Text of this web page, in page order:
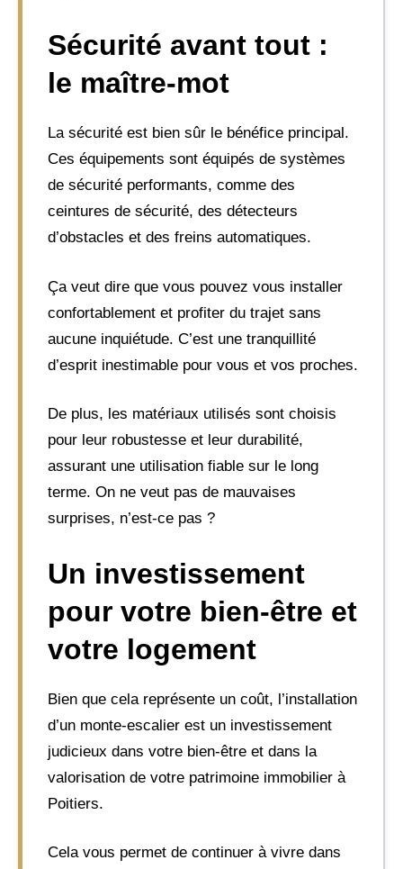
Sécurité avant tout :
le maître-mot
La sécurité est bien sûr le bénéfice principal.
Ces équipements sont équipés de systèmes
de sécurité performants, comme des
ceintures de sécurité, des détecteurs
d’obstacles et des freins automatiques.
Ça veut dire que vous pouvez vous installer
confortablement et profiter du trajet sans
aucune inquiétude. C’est une tranquillité
d’esprit inestimable pour vous et vos proches.
De plus, les matériaux utilisés sont choisis
pour leur robustesse et leur durabilité,
assurant une utilisation fiable sur le long
terme. On ne veut pas de mauvaises
surprises, n’est-ce pas ?
Un investissement
pour votre bien-être et
votre logement
Bien que cela représente un coût, l’installation
d’un monte-escalier est un investissement
judicieux dans votre bien-être et dans la
valorisation de votre patrimoine immobilier à
Poitiers.
Cela vous permet de continuer à vivre dans